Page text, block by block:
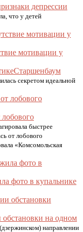
депрессии
что у детей
мотивации у
Старшенбаум
секретом идеальной
лобового
быстрее
от лобового
«Комсомольская
фото в купальнике
на одном
направлении